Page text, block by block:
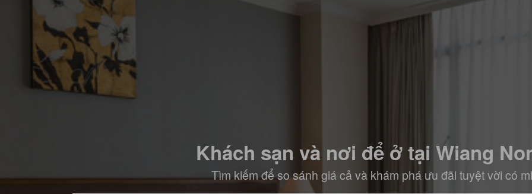
Khách sạn và nơi để ở tại Wiang
Tìm kiếm để so sánh giá cả và khám phá ưu đãi tuyệt vời có